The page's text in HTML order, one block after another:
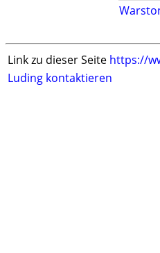
Link zu dieser Seite https://
Luding kontaktieren